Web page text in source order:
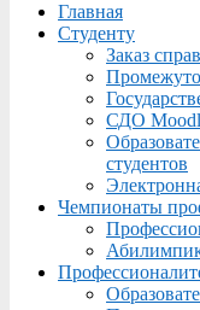
Menu
Главная
Студенту
Заказ
СДО
студентов
Чемпионаты